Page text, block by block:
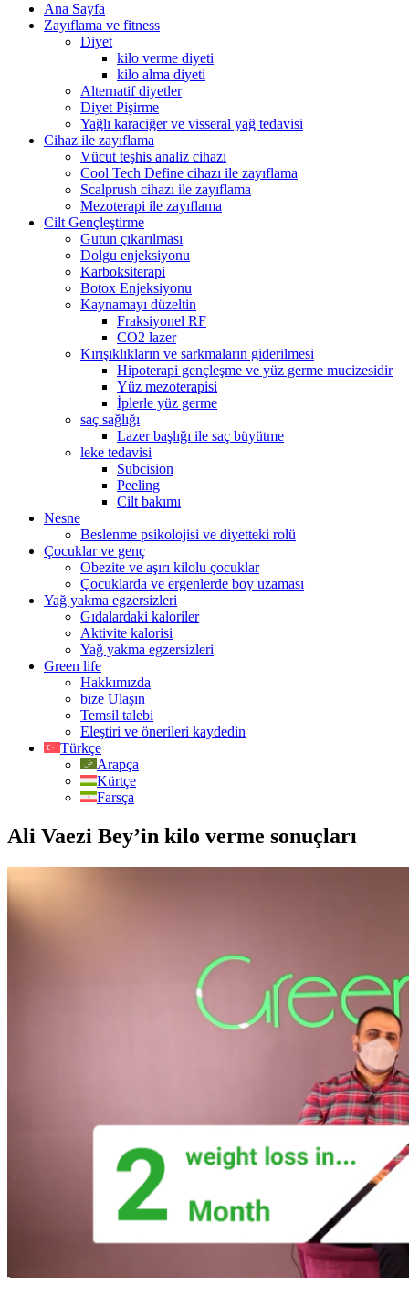
Ana Sayfa
Zayıflama ve fitness
Diyet
kilo verme diyeti
kilo alma diyeti
Alternatif diyetler
Diyet Pişirme
Yağlı karaciğer ve visseral yağ tedavisi
Cihaz ile zayıflama
Vücut teşhis analiz cihazı
Cool Tech Define cihazı ile zayıflama
Scalprush cihazı ile zayıflama
Mezoterapi ile zayıflama
Cilt Gençleştirme
Gutun çıkarılması
Dolgu enjeksiyonu
Karboksiterapi
Botox Enjeksiyonu
Kaynamayı düzeltin
Fraksiyonel RF
CO2 lazer
Kırışıklıkların ve sarkmaların giderilmesi
Hipoterapi gençleşme ve yüz germe mucizesidir
Yüz mezoterapisi
İplerle yüz germe
saç sağlığı
Lazer başlığı ile saç büyütme
leke tedavisi
Subcision
Peeling
Cilt bakımı
Nesne
Beslenme psikolojisi ve diyetteki rolü
Çocuklar ve genç
Obezite ve aşırı kilolu çocuklar
Çocuklarda ve ergenlerde boy uzaması
Yağ yakma egzersizleri
Gıdalardaki kaloriler
Aktivite kalorisi
Yağ yakma egzersizleri
Green life
Hakkımızda
bize Ulaşın
Temsil talebi
Eleştiri ve önerileri kaydedin
Türkçe
Arapça
Kürtçe
Farsça
Ali Vaezi Bey’in kilo verme sonuçları